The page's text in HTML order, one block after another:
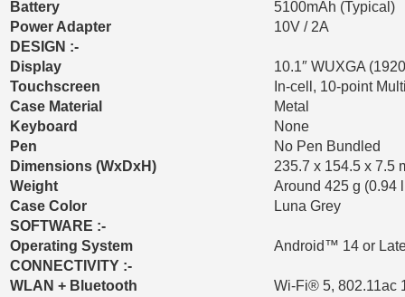
Battery
5100mAh (Typical)
Power Adapter
10V / 2A
DESIGN :-
Display
10.1″ WUXGA
Touchscreen
In-cell, 10-point
Case Material
Metal
Keyboard
None
Pen
No Pen Bundled
Dimensions (WxDxH)
235.7 x 154.5 x 7.5
Weight
Around 425 g (0.94
Case Color
Luna Grey
SOFTWARE :-
Operating System
Android™ 14 or
CONNECTIVITY :-
WLAN + Bluetooth
Wi-Fi® 5, 802.11ac